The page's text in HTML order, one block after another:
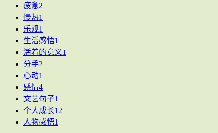
疲惫2
慢热1
乐观1
生活感悟1
活着的意义1
分手2
心动1
感情4
文艺句子1
个人成长12
人物感悟1